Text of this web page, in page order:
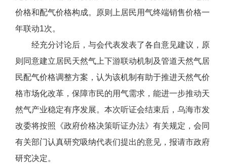
价格和配气价格构成。原则上居民用气终端销售价格一
年联动1次。
经充分讨论后，与会代表发表了各自意见建议，原
则同意建立居民天然气上下游联动机制及管道天然气居
民配气价格调整方案，认为该机制有助于推进天然气价
格市场化改革，保障市民的用气需求，能进一步推动天
然气产业稳定有序发展。本次听证会结束后，乌海市发
改委将按照《政府价格决策听证办法》有关规定，会同
有关部门认真研究吸纳代表们提出的意见，报请市政府
研究决定。